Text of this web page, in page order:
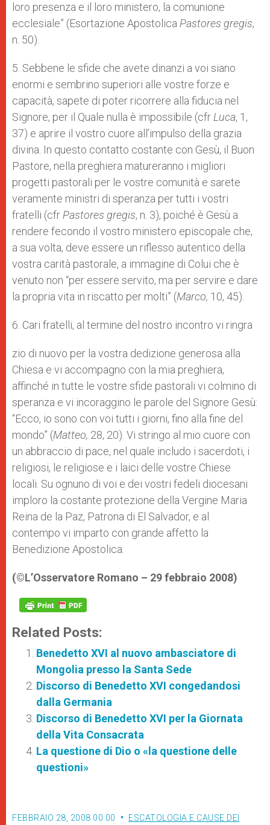
loro presenza e il loro ministero, la comunione
ecclesiale” (Esortazione Apostolica Pastores gregis,
n. 50).
5. Sebbene le sfide che avete dinanzi a voi siano
enormi e sembrino superiori alle vostre forze e
capacità, sapete di poter ricorrere alla fiducia nel
Signore, per il Quale nulla è impossibile (cfr Luca, 1,
37) e aprire il vostro cuore all’impulso della grazia
divina. In questo contatto costante con Gesù, il Buon
Pastore, nella preghiera matureranno i migliori
progetti pastorali per le vostre comunità e sarete
veramente ministri di speranza per tutti i vostri
fratelli (cfr Pastores gregis, n. 3), poiché è Gesù a
rendere fecondo il vostro ministero episcopale che,
a sua volta, deve essere un riflesso autentico della
vostra carità pastorale, a immagine di Colui che è
venuto non “per essere servito, ma per servire e dare
la propria vita in riscatto per molti” (Marco, 10, 45).
6. Cari fratelli, al termine del nostro incontro vi ringra
zio di nuovo per la vostra dedizione generosa alla
Chiesa e vi accompagno con la mia preghiera,
affinché in tutte le vostre sfide pastorali vi colmino di
speranza e vi incoraggino le parole del Signore Gesù:
“Ecco, io sono con voi tutti i giorni, fino alla fine del
mondo” (Matteo, 28, 20). Vi stringo al mio cuore con
un abbraccio di pace, nel quale includo i sacerdoti, i
religiosi, le religiose e i laici delle vostre Chiese
locali. Su ognuno di voi e dei vostri fedeli diocesani
imploro la costante protezione della Vergine Maria
Reina de la Paz, Patrona di El Salvador, e al
contempo vi imparto con grande affetto la
Benedizione Apostolica.
(©L’Osservatore Romano – 29 febbraio 2008)
Related Posts:
Benedetto XVI al nuovo ambasciatore di
Mongolia presso la Santa Sede
Discorso di Benedetto XVI congedandosi
dalla Germania
Discorso di Benedetto XVI per la Giornata
della Vita Consacrata
La questione di Dio o «la questione delle
questioni»
FEBBRAIO 28, 2008 00:00
ESCATOLOGIA E CAUSE DEI